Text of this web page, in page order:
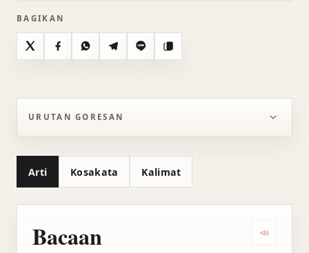
BAGIKAN
X FacebookWhatsAppTelegramLine Salin
URUTAN GORESAN
Arti Kosakata Kalimat
Bacaan